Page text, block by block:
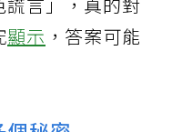
顯示 ，答案可能